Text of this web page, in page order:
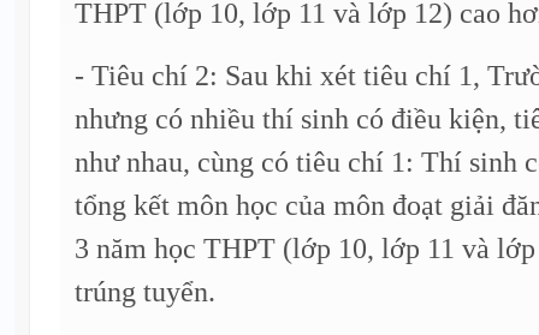
THPT (lớp 10, lớp 11 và lớp 12) cao
- Tiêu chí 2: Sau khi xét tiêu chí 1,
nhưng có nhiều thí sinh có điều kiện,
như nhau, cùng có tiêu chí 1: Thí sinh
tổng kết môn học của môn đoạt giải
3 năm học THPT (lớp 10, lớp 11 và
trúng tuyển.